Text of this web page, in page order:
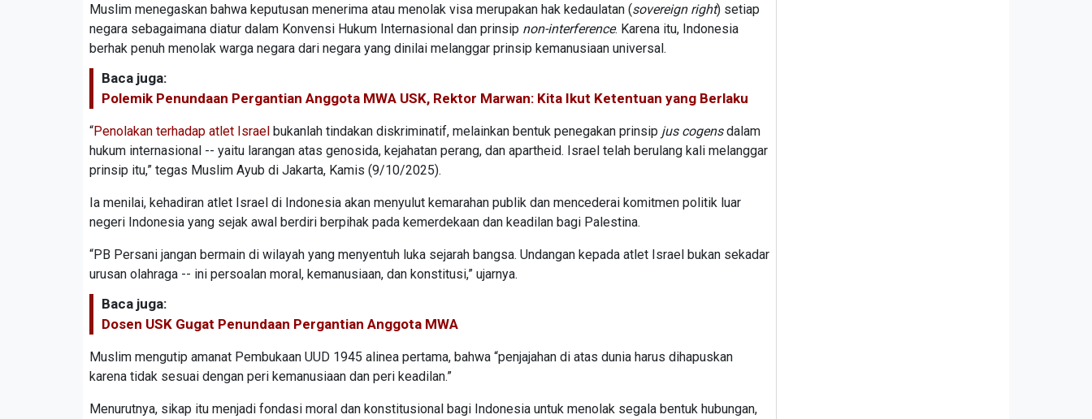
Muslim menegaskan bahwa keputusan menerima atau menolak visa merupakan hak kedaulatan (sovereign right) setiap
negara sebagaimana diatur dalam Konvensi Hukum Internasional dan prinsip non-interference. Karena itu, Indonesia
berhak penuh menolak warga negara dari negara yang dinilai melanggar prinsip kemanusiaan universal.
Baca juga:
Polemik Penundaan Pergantian Anggota MWA USK, Rektor Marwan: Kita Ikut Ketentuan yang Berlaku
“Penolakan terhadap atlet Israel bukanlah tindakan diskriminatif, melainkan bentuk penegakan prinsip jus cogensdalam
hukum internasional -- yaitu larangan atas genosida, kejahatan perang, dan apartheid. Israel telah berulang kali melanggar
prinsip itu,” tegas Muslim Ayub di Jakarta, Kamis (9/10/2025).
Ia menilai, kehadiran atlet Israel di Indonesia akan menyulut kemarahan publik dan mencederai komitmen politik luar
negeri Indonesia yang sejak awal berdiri berpihak pada kemerdekaan dan keadilan bagi Palestina.
“PB Persani jangan bermain di wilayah yang menyentuh luka sejarah bangsa. Undangan kepada atlet Israel bukan sekadar
urusan olahraga -- ini persoalan moral, kemanusiaan, dan konstitusi,” ujarnya.
Baca juga:
Dosen USK Gugat Penundaan Pergantian Anggota MWA
Muslim mengutip amanat Pembukaan UUD 1945 alinea pertama, bahwa “penjajahan di atas dunia harus dihapuskan
karena tidak sesuai dengan peri kemanusiaan dan peri keadilan.”
Menurutnya, sikap itu menjadi fondasi moral dan konstitusional bagi Indonesia untuk menolak segala bentuk hubungan,